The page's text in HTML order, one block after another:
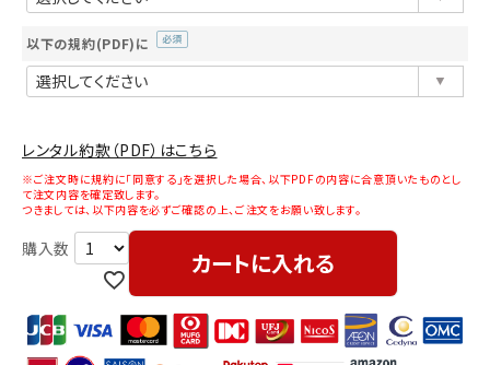
以下の規約(PDF)に
レンタル約款（PDF）はこちら
※ご注文時に規約に「同意する」を選択した場合、以下PDFの内容に合意頂いたものとし
て注文内容を確定致します。
つきましては、以下内容を必ずご確認の上、ご注文をお願い致します。
カートに入れる